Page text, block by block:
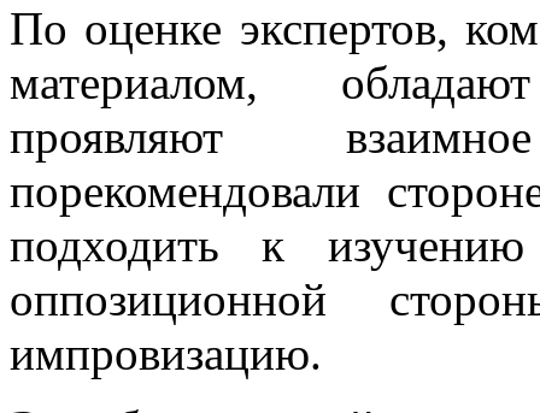
По оценке экспертов,
материалом,
проявляют
порекомендовали
подходить к
оппозиционной
импровизацию.